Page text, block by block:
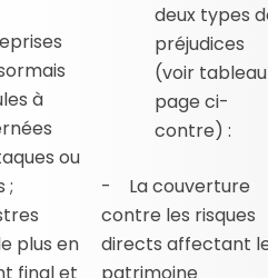
à
ou
;
plus en
final et
deux types
préjudices
(voir tableau
page ci-
contre) :
- La couverture
contre les risques
directs affectant
patrimoine